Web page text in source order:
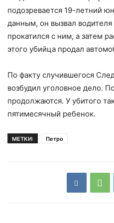
подозревается 19-летний
данным, он вызвал
прокатился с ним, а затем
этого убийца продал
По факту случившегося
возбудил уголовное дело.
продолжаются. У убитого
пятимесячный ребенок.
МЕТКИ: Петро